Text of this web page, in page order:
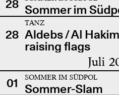
28 Sommer im
28
TANZ
Aldebs / Al
raising flags
Juli
01 SOMMER IM SÜDPOL
Sommer-Slam